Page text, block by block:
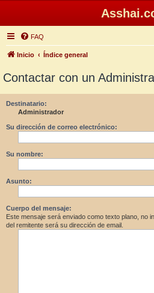
FAQ
Inicio Índice general
Contactar con un
Destinatario:
Administrador
Su dirección de correo electrónico:
Su nombre:
Asunto:
Cuerpo del mensaje:
Este mensaje será enviado como texto plano, no
del remitente será su dirección de email.